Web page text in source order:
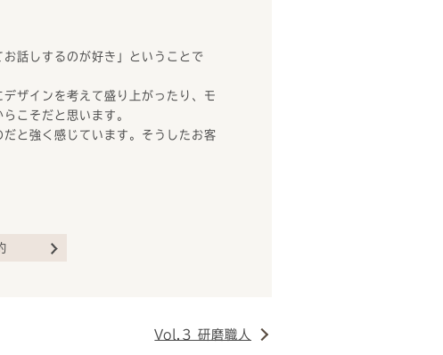
話しするのが好き」ということで
ザインを考えて盛り上がったり、モ
こそだと思います。
と強く感じています。そうしたお客
Vol.3 研磨職人